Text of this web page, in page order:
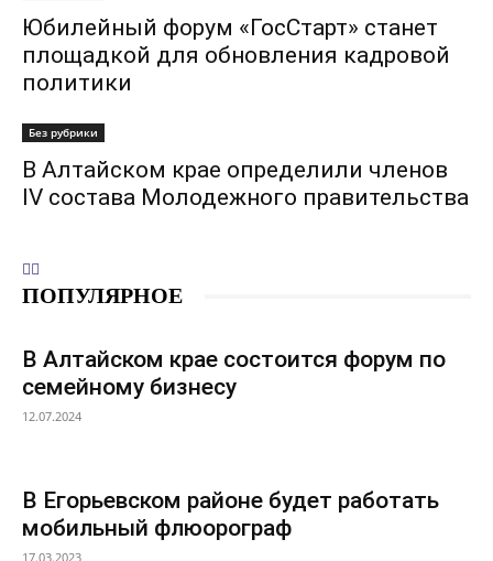
Юбилейный форум «ГосСтарт» станет
площадкой для обновления кадровой
политики
Без рубрики
В Алтайском крае определили членов
IV состава Молодежного правительства
ПОПУЛЯРНОЕ
В Алтайском крае состоится форум по
семейному бизнесу
12.07.2024
В Егорьевском районе будет работать
мобильный флюорограф
17.03.2023